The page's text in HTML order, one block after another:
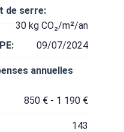
de serre:
30 kg CO₂/m²/an
09/07/2024
annuelles
850 € - 1 190 €
143